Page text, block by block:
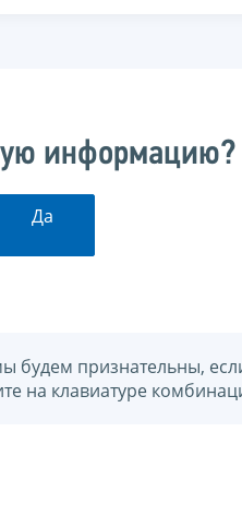
информацию?
Да
будем признательны,
на клавиатуре